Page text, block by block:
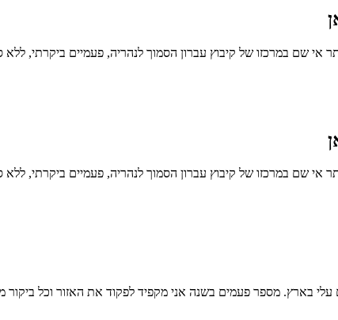
שם במרכזו של קיבוץ עברון הסמוך לנהריה, פעמיים ביקרתי,
שם במרכזו של קיבוץ עברון הסמוך לנהריה, פעמיים ביקרתי,
בארץ. מספר פעמים בשנה אני מקפיד לפקוד את האזור וכל